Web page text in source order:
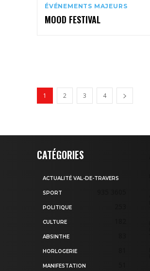
ÉVÉNEMENTS MAJEURS
MOOD FESTIVAL
1 2 3 4
CATÉGORIES
ACTUALITÉ VAL-DE-TRAVERS
SPORT
POLITIQUE
CULTURE
ABSINTHE
HORLOGERIE
MANIFESTATION